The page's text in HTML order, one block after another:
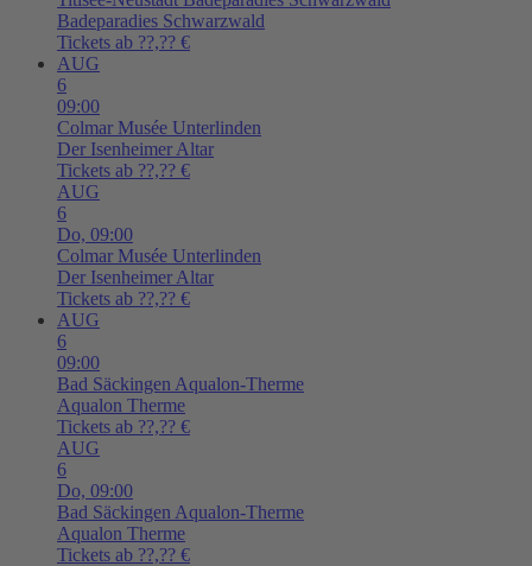
Badeparadies Schwarzwald
Tickets ab ??,?? €
AUG
6
09:00
Colmar Musée Unterlinden
Der Isenheimer Altar
Tickets ab ??,?? €
AUG
6
Do, 09:00
Colmar Musée Unterlinden
Der Isenheimer Altar
Tickets ab ??,?? €
AUG
6
09:00
Bad Säckingen Aqualon-Therme
Aqualon Therme
Tickets ab ??,?? €
AUG
6
Do, 09:00
Bad Säckingen Aqualon-Therme
Aqualon Therme
Tickets ab ??,?? €